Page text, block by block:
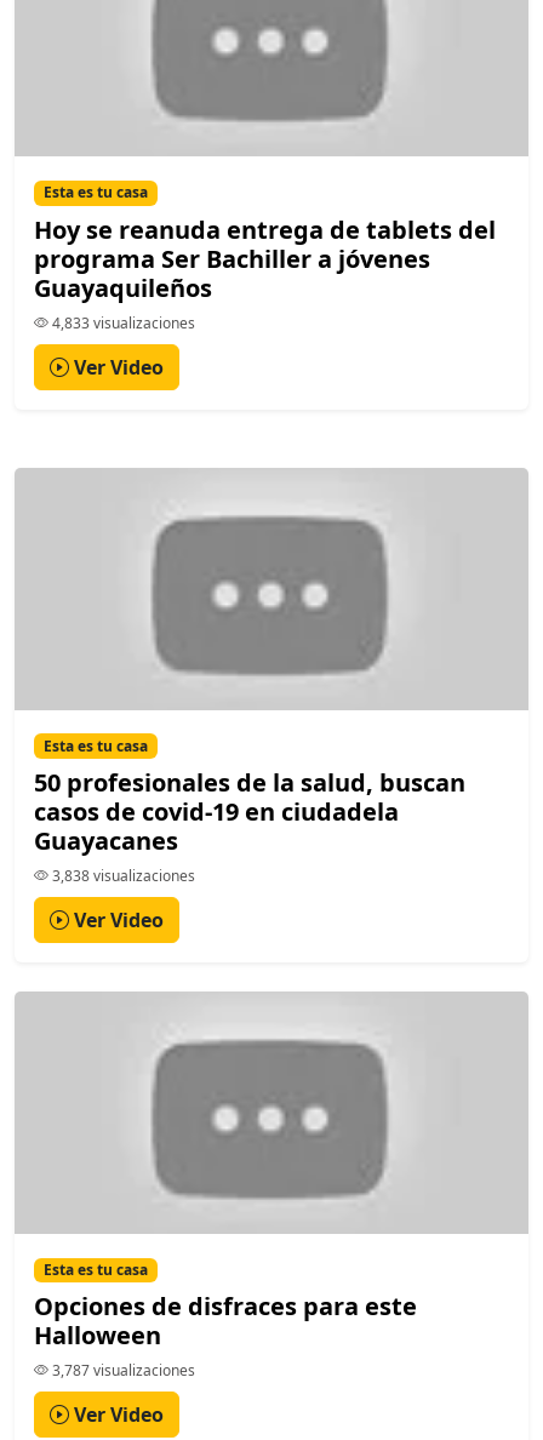
Esta es tu casa
Hoy se reanuda entrega de tablets del
programa Ser Bachiller a jóvenes
Guayaquileños
4,833 visualizaciones
Ver Video
Esta es tu casa
50 profesionales de la salud, buscan
casos de covid-19 en ciudadela
Guayacanes
3,838 visualizaciones
Ver Video
Esta es tu casa
Opciones de disfraces para este
Halloween
3,787 visualizaciones
Ver Video